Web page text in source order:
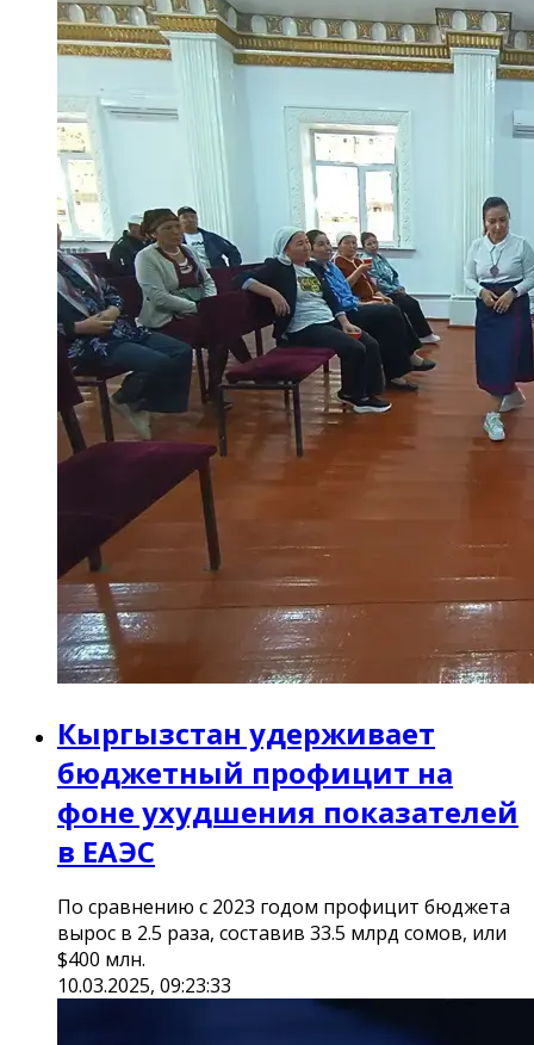
Кыргызстан удерживает
бюджетный профицит на
фоне ухудшения показателей
в ЕАЭС
По сравнению с 2023 годом профицит бюджета
вырос в 2.5 раза, составив 33.5 млрд сомов, или
$400 млн.
10.03.2025, 09:23:33